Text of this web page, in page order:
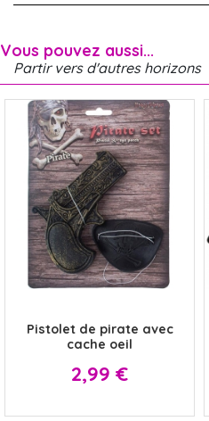
Vous pouvez aussi...
Partir vers d'autres horizons
Pistolet de pirate avec
cache oeil
Prix
2,99 €